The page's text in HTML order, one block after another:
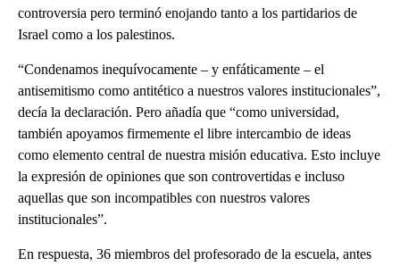
controversia pero terminó enojando tanto a los partidarios de
Israel como a los palestinos.
“Condenamos inequívocamente – y enfáticamente – el
antisemitismo como antitético a nuestros valores institucionales”,
decía la declaración. Pero añadía que “como universidad,
también apoyamos firmemente el libre intercambio de ideas
como elemento central de nuestra misión educativa. Esto incluye
la expresión de opiniones que son controvertidas e incluso
aquellas que son incompatibles con nuestros valores
institucionales”.
En respuesta, 36 miembros del profesorado de la escuela, antes